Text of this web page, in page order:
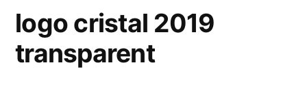
logo cristal 2019
transparent